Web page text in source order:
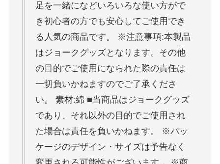
足を一緒になどいろいろな使い方がで
き初心者の方でも安心してご使用でき
る人気の商品です。 ※注意事項:本製品
はジョークグッズとなります。その他
の目的でご使用になられた際の責任は
一切負いかねますのでご了承くださ
い。 素材:綿 ■当商品はジョークグッズ
であり、それ以外の目的でご使用され
た場合は責任を負いかねます。 ※パッ
ケージのデザイン・サイズは予告なく